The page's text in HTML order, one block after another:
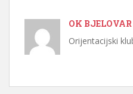
OK BJELOVAR
Orijentacijski